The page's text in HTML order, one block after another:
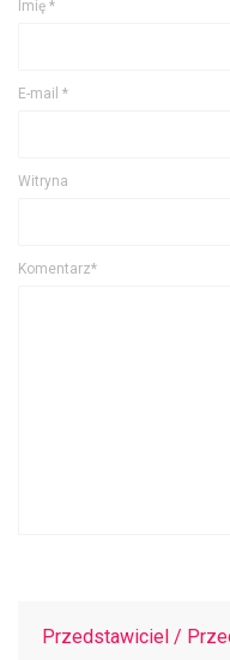
Imię *
E-mail *
Witryna
Komentarz*
Przedstawiciel /